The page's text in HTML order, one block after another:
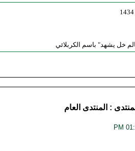
خل يشهد" باسم الكربلائي
: المنتدى العام